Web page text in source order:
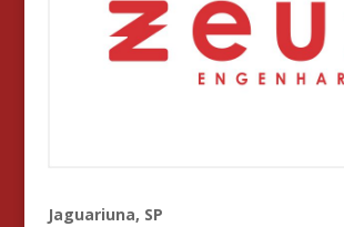
Jaguariuna, SP